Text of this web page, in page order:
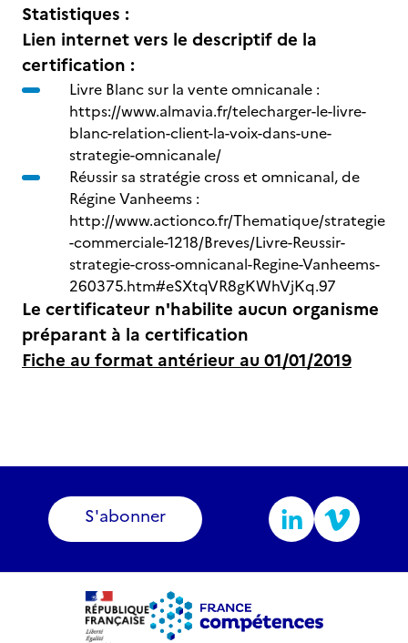
Statistiques :
Lien internet vers le descriptif de la
certification :
Livre Blanc sur la vente omnicanale :
https://www.almavia.fr/telecharger-le-livre-
blanc-relation-client-la-voix-dans-une-
strategie-omnicanale/
Réussir sa stratégie cross et omnicanal, de
Régine Vanheems :
http://www.actionco.fr/Thematique/strategie
-commerciale-1218/Breves/Livre-Reussir-
strategie-cross-omnicanal-Regine-Vanheems-
260375.htm#eSXtqVR8gKWhVjKq.97
Le certificateur n'habilite aucun organisme
préparant à la certification
Fiche au format antérieur au 01/01/2019
S'abonner